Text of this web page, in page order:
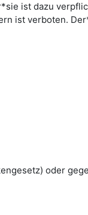
ist dazu
ist verboten.
oder